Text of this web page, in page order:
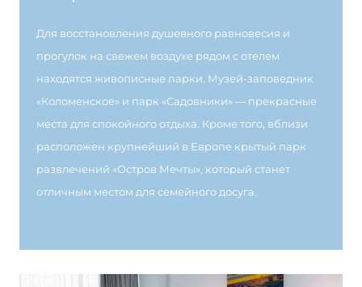
Для восстановления душевного равновесия и
прогулок на свежем воздухе рядом с отелем
находятся живописные парки. Музей-заповедник
«Коломенское» и парк «Садовники» — прекрасные
места для спокойного отдыха. Кроме того, вблизи
расположен крупнейший в Европе крытый парк
развлечений «Остров Мечты», который станет
отличным местом для семейного досуга.